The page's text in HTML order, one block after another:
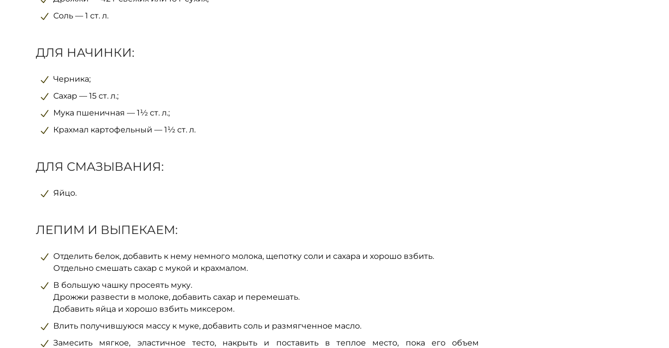
Соль — 1 ст. л.
ДЛЯ НАЧИНКИ:
Черника;
Сахар — 15 ст. л.;
Мука пшеничная — 1½ ст. л.;
Крахмал картофельный — 1½ ст. л.
ДЛЯ СМАЗЫВАНИЯ:
Яйцо.
ЛЕПИМ И ВЫПЕКАЕМ:
Отделить белок, добавить к нему немного молока, щепотку соли и сахара и хорошо взбить.
Отдельно смешать сахар с мукой и крахмалом.
В большую чашку просеять муку.
Дрожжи развести в молоке, добавить сахар и перемешать.
Добавить яйца и хорошо взбить миксером.
Влить получившуюся массу к муке, добавить соль и размягченное масло.
Замесить мягкое, эластичное тесто, накрыть и поставить в теплое место, пока его объем